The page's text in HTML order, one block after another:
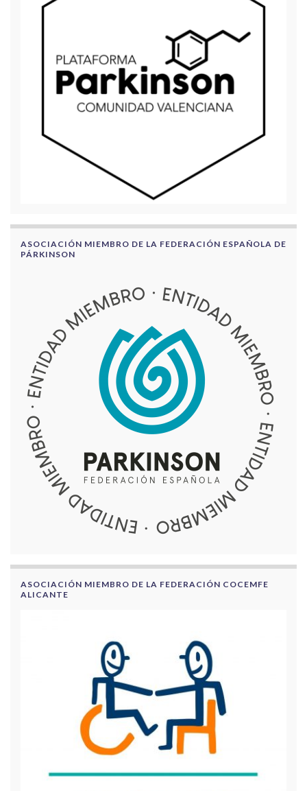
ASOCIACIÓN MIEMBRO DE LA FEDERACIÓN ESPAÑOLA DE
PÁRKINSON
ASOCIACIÓN MIEMBRO DE LA FEDERACIÓN COCEMFE
ALICANTE